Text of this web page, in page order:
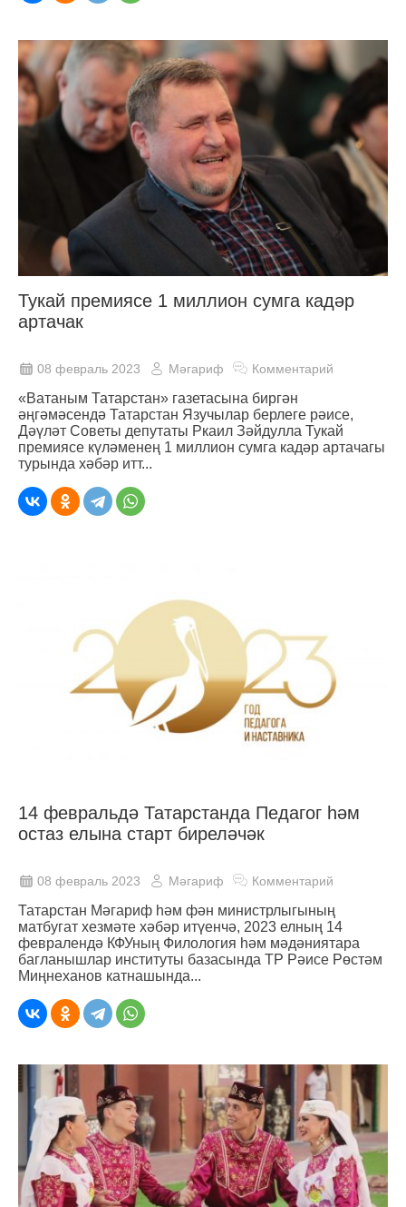
Тукай премиясе 1 миллион сумга кадәр
артачак
08 февраль 2023 Мәгариф Комментарий
«Ватаным Татарстан» газетасына биргән
әңгәмәсендә Татарстан Язучылар берлеге рәисе,
Дәүләт Советы депутаты Ркаил Зәйдулла Тукай
премиясе күләменең 1 миллион сумга кадәр артачагы
турында хәбәр итт...
14 февральдә Татарстанда Педагог һәм
остаз елына старт биреләчәк
08 февраль 2023 Мәгариф Комментарий
Татарстан Мәгариф һәм фән министрлыгының
матбугат хезмәте хәбәр итүенчә, 2023 елның 14
февралендә КФУның Филология һәм мәдәниятара
багланышлар институты базасында ТР Рәисе Рөстәм
Миңнеханов катнашында...